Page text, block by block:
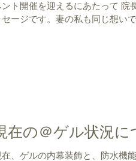
ント開催を迎えるにあたって 院
セージです。妻の私も同じ想いで
在の＠ゲル状況に
在、ゲルの内幕装飾と、防水機